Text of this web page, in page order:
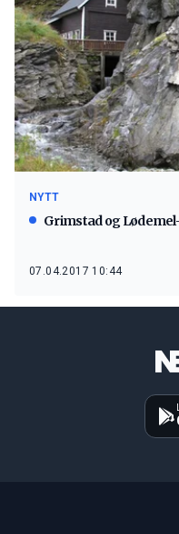
NYTT
Grimstad og
07.04.2017 10:44